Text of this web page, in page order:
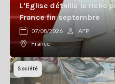
L'Eglise détaille le riche
France fin septembre
07/08/2026
AFP
France
Société